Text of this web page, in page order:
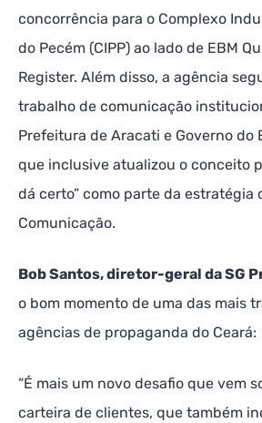
concorrência para o Complexo
do Pecém (CIPP) ao lado de EBM
Register. Além disso, a agência
trabalho de comunicação
Prefeitura de Aracati e Governo do
que inclusive atualizou o conceito
dá certo” como parte da estratégia
Comunicação.
Bob Santos, diretor-geral da SG
o bom momento de uma das mais
agências de propaganda do Ceará:
“É mais um novo desafio que vem
carteira de clientes, que também